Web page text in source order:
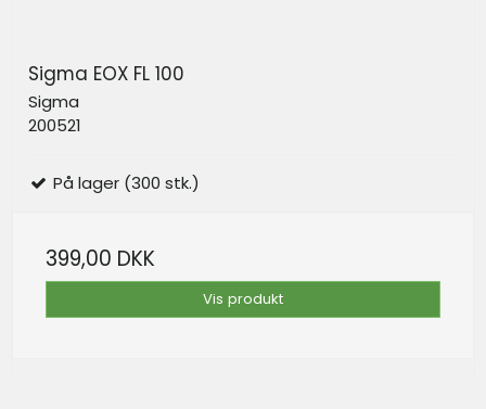
Sigma EOX FL 100
Sigma
200521
På lager (300 stk.)
399,00 DKK
Vis produkt